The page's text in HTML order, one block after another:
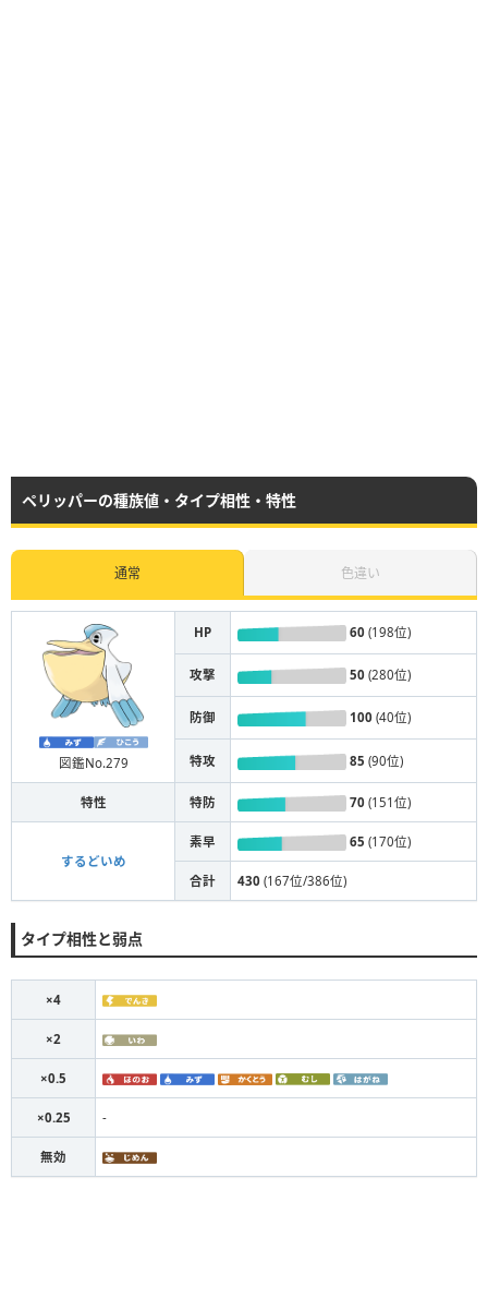
ペリッパーの種族値・タイプ相性・特性
通常 色違い
図鑑No.279
HP 60 (198位)
攻撃 50 (280位)
防御 100 (40位)
特攻 85 (90位)
特性 特防 70 (151位)
するどいめ
素早 65 (170位)
合計 430 (167位/386位)
タイプ相性と弱点
×4
×2
×0.5
×0.25 -
無効